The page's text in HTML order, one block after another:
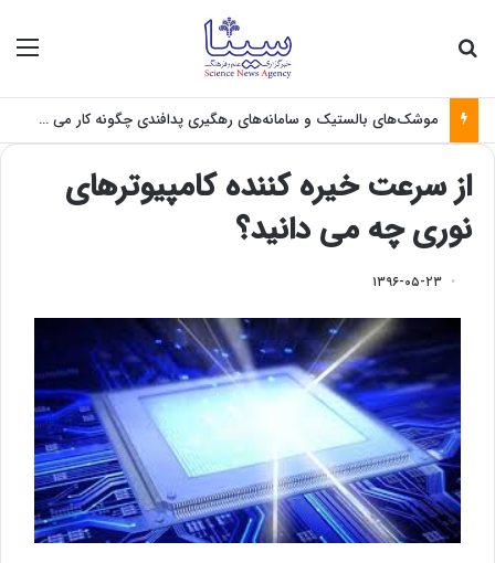
موشک‌های بالستیک و سامانه‌های رهگیری پدافندی چگونه کار می کنند؟
از سرعت خیره کننده کامپیوترهای
نوری چه می دانید؟
۱۳۹۶-۰۵-۲۳